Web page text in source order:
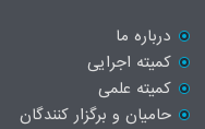
درباره ما
کمیته اجرایی
کمیته علمی
حامیان و برگزار کنندگان